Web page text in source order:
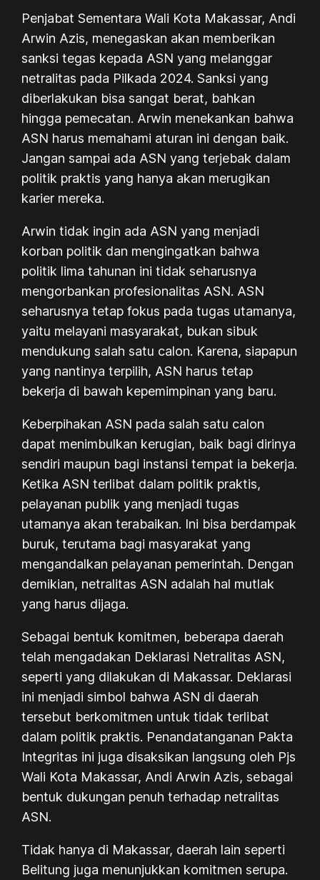
Penjabat Sementara Wali Kota Makassar, Andi
Arwin Azis, menegaskan akan memberikan
sanksi tegas kepada ASN yang melanggar
netralitas pada Pilkada 2024. Sanksi yang
diberlakukan bisa sangat berat, bahkan
hingga pemecatan. Arwin menekankan bahwa
ASN harus memahami aturan ini dengan baik.
Jangan sampai ada ASN yang terjebak dalam
politik praktis yang hanya akan merugikan
karier mereka.
Arwin tidak ingin ada ASN yang menjadi
korban politik dan mengingatkan bahwa
politik lima tahunan ini tidak seharusnya
mengorbankan profesionalitas ASN. ASN
seharusnya tetap fokus pada tugas utamanya,
yaitu melayani masyarakat, bukan sibuk
mendukung salah satu calon. Karena, siapapun
yang nantinya terpilih, ASN harus tetap
bekerja di bawah kepemimpinan yang baru.
Keberpihakan ASN pada salah satu calon
dapat menimbulkan kerugian, baik bagi dirinya
sendiri maupun bagi instansi tempat ia bekerja.
Ketika ASN terlibat dalam politik praktis,
pelayanan publik yang menjadi tugas
utamanya akan terabaikan. Ini bisa berdampak
buruk, terutama bagi masyarakat yang
mengandalkan pelayanan pemerintah. Dengan
demikian, netralitas ASN adalah hal mutlak
yang harus dijaga.
Sebagai bentuk komitmen, beberapa daerah
telah mengadakan Deklarasi Netralitas ASN,
seperti yang dilakukan di Makassar. Deklarasi
ini menjadi simbol bahwa ASN di daerah
tersebut berkomitmen untuk tidak terlibat
dalam politik praktis. Penandatanganan Pakta
Integritas ini juga disaksikan langsung oleh Pjs
Wali Kota Makassar, Andi Arwin Azis, sebagai
bentuk dukungan penuh terhadap netralitas
ASN.
Tidak hanya di Makassar, daerah lain seperti
Belitung juga menunjukkan komitmen serupa.